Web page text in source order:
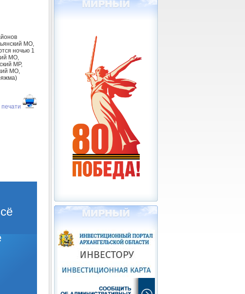
МО,
ночью 1
МО,
МР,
МО,